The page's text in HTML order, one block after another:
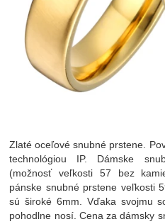
Zlaté oceľové snubné prstene.
technológiou IP. Dámske
(možnosť veľkosti 57 bez
pánske snubné prstene veľkosti
sú široké 6mm. Vďaka svojmu
pohodlne nosí. Cena za dámsky